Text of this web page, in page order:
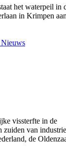
het waterpeil in
in Krimpen
vissterfte in de
zuiden van
de